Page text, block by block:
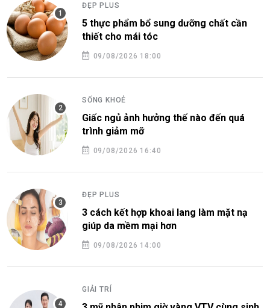
ĐẸP PLUS
5 thực phẩm bổ sung dưỡng chất cần
thiết cho mái tóc
09/08/2026 18:00
SỐNG KHOẺ
Giấc ngủ ảnh hưởng thế nào đến quá
trình giảm mỡ
09/08/2026 16:40
ĐẸP PLUS
3 cách kết hợp khoai lang làm mặt nạ
giúp da mềm mại hơn
09/08/2026 14:00
GIẢI TRÍ